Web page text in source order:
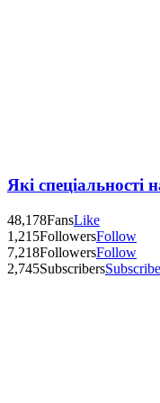
Які спеціальності
48,178FansLike
1,215FollowersFollow
7,218FollowersFollow
2,745SubscribersSubscribe